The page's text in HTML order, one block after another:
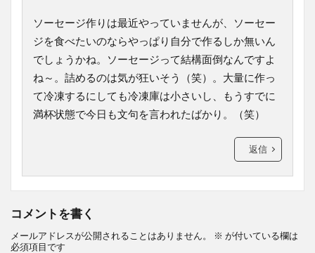
ソーセージ作りは最近やっていませんが、ソーセー
ジを食べたいのならやっぱり自分で作るしか無いん
でしょうかね。ソーセージって結構面倒なんですよ
ね～。詰めるのは気が狂いそう（笑）。大量に作っ
て冷凍するにしても冷凍庫は小さいし、もうすでに
満杯状態で今日も文句を言われたばかり。（笑）
返信
コメントを書く
メールアドレスが公開されることはありません。 ※ が付いている欄は
必須項目です